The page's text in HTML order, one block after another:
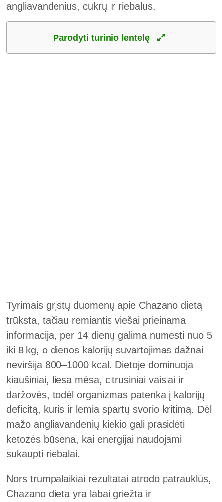
angliavandenius, cukrų ir riebalus.
Parodyti turinio lentelę
Tyrimais grįstų duomenų apie Chazano dietą
trūksta, tačiau remiantis viešai prieinama
informacija, per 14 dienų galima numesti nuo 5
iki 8 kg, o dienos kalorijų suvartojimas dažnai
neviršija 800–1000 kcal. Dietoje dominuoja
kiaušiniai, liesa mėsa, citrusiniai vaisiai ir
daržovės, todėl organizmas patenka į kalorijų
deficitą, kuris ir lemia spartų svorio kritimą. Dėl
mažo angliavandenių kiekio gali prasidėti
ketozės būsena, kai energijai naudojami
sukaupti riebalai.
Nors trumpalaikiai rezultatai atrodo patrauklūs,
Chazano dieta yra labai griežta ir